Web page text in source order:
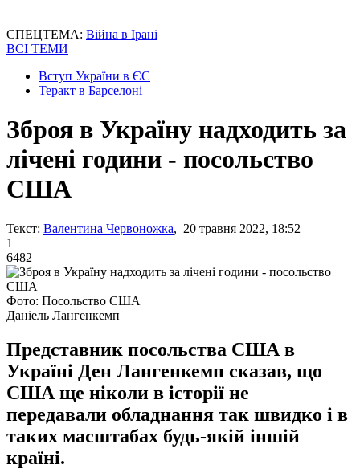
СПЕЦТЕМА: Війна в Ірані
ВСІ ТЕМИ
Вступ України в ЄС
Теракт в Барселоні
Зброя в Україну надходить за
лічені години - посольство
США
Текст: Валентина Червоножка, 20 травня 2022, 18:52
1
6482
Фото: Посольство США
Даніель Лангенкемп
Представник посольства США в
Україні Ден Лангенкемп сказав, що
США ще ніколи в історії не
передавали обладнання так швидко і в
таких масштабах будь-якій іншій
країні.